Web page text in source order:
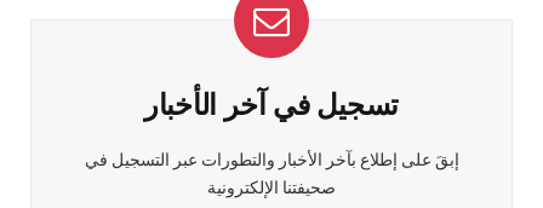
تسجيل في آخر الأخبار
إبقَ على إطلاع بآخر الأخبار والتطورات عبر التسجيل في
صحيفتنا الإلكترونية